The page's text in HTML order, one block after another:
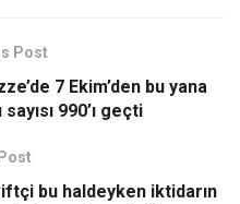
Post
7 Ekim’den bu yana
990’ı geçti
bu haldeyken iktidarın